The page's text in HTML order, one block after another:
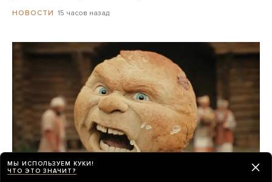
НОВОСТИ 15 часов назад
МЫ ИСПОЛЬЗУЕМ КУКИ!
ЧТО ЭТО ЗНАЧИТ?